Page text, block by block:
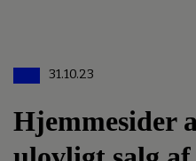
31.10.23
Hjemmesider